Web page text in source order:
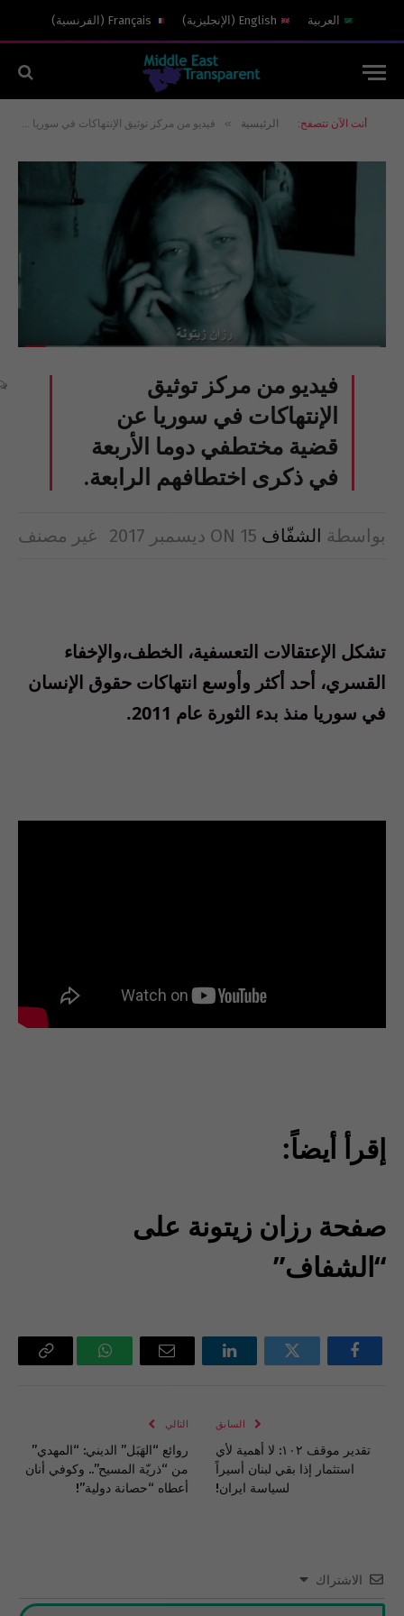
العربية English
( الإنجليزية)
Français
( الفرنسية)
أنت الآن تتصفح: الرئيسية » فيديو من مركز توثيق الإنتهاكات في سوريا عن قضية مختطفي دوما الأربعة في ذكرى اختطافهم الرابعة.
فيديو من مركز توثيق
الإنتهاكات في سوريا عن
قضية مختطفي دوما الأربعة
في ذكرى اختطافهم الرابعة.
بواسطة الشفّاف ON 15 ديسمبر 2017 غير مصنف
تشكل الإعتقالات التعسفية، الخطف،والإخفاء
القسري، أحد أكثر وأوسع انتهاكات حقوق الإنسان
في سوريا منذ بدء الثورة عام 2011.
إقرأ أيضاً:
صفحة رزان زيتونة على
“الشفاف”
فيسبوك تويتر لينكدإن
البريد
واتساب Copy
السابق
تقدير موقف ١٠٢: لا أهمية لأي
استثمار إذا بقي لبنان أسيراً
لسياسة ايران!
التالي
روائع “الهَبَل” الديني: “المهدي”
من “ذريّة المسيح”.. وكوفي أنان
أعطاه “حصانة دولية”!
الاشتراك